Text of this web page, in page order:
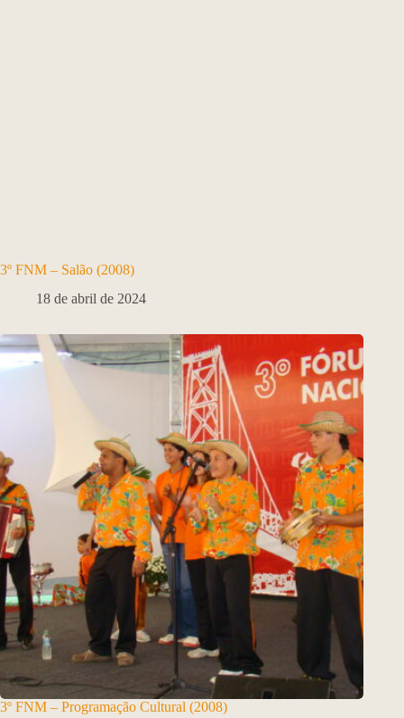
3º FNM – Salão (2008)
18 de abril de 2024
3º FNM – Programação Cultural (2008)